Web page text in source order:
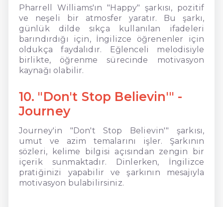
Pharrell Williams'ın "Happy" şarkısı, pozitif
ve neşeli bir atmosfer yaratır. Bu şarkı,
günlük dilde sıkça kullanılan ifadeleri
barındırdığı için, İngilizce öğrenenler için
oldukça faydalıdır. Eğlenceli melodisiyle
birlikte, öğrenme sürecinde motivasyon
kaynağı olabilir.
10. "Don't Stop Believin'" -
Journey
Journey'in "Don't Stop Believin'" şarkısı,
umut ve azim temalarını işler. Şarkının
sözleri, kelime bilgisi açısından zengin bir
içerik sunmaktadır. Dinlerken, İngilizce
pratiğinizi yapabilir ve şarkının mesajıyla
motivasyon bulabilirsiniz.